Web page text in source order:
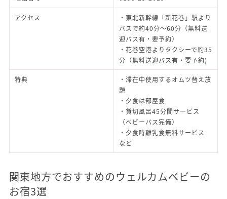
アクセス
・東北新幹線「新花巻」駅より
バスで約40分～60分（無料送
迎バス有・要予約）
・花巻空港よりタクシーで約35
分（無料送迎バス有・要予約)
特典
・滞在中使用するオムツ替え放
題
・夕食は部屋食
・貸切風呂45分間サービス
（ベビーバス完備）
・夕食時離乳食無料サービス
など
関東地方でおすすめのウェルカムベビーの
お宿3選